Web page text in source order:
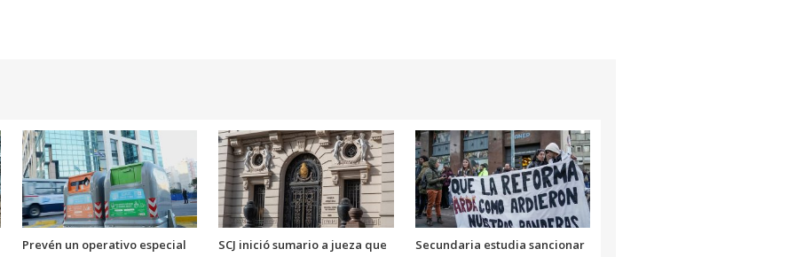
Prevén un operativo especial
SCJ inició sumario a jueza que
Secundaria estudia sancionar